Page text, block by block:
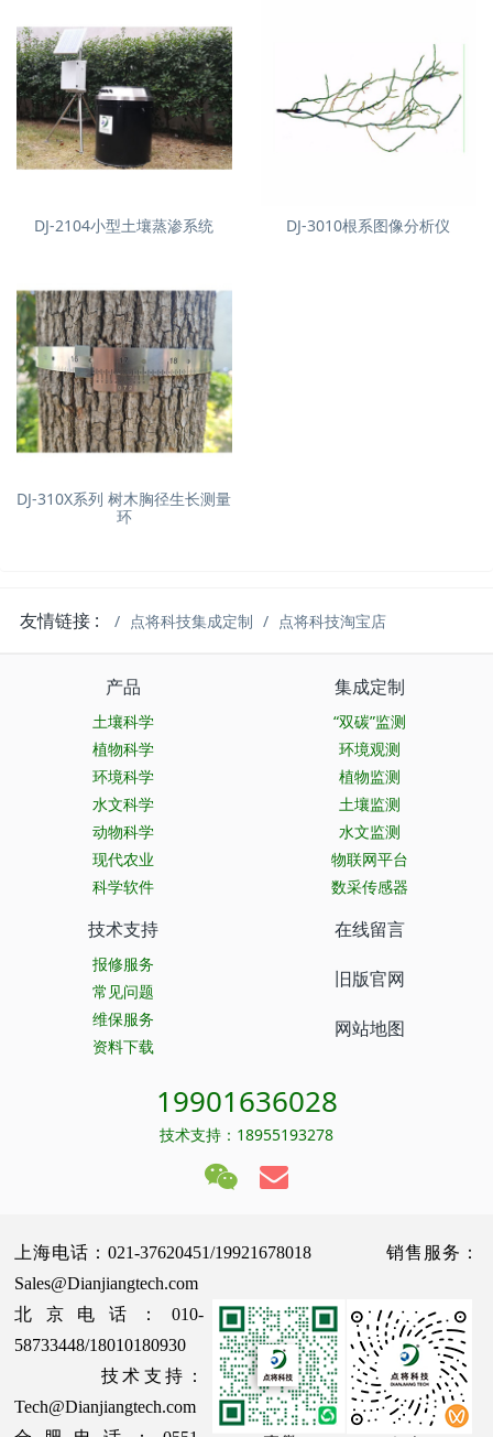
DJ-2104小型土壤蒸渗系统 DJ-3010根系图像分析仪
DJ-310X系列 树木胸径生长测量
环
友情链接 : 点将科技集成定制 点将科技淘宝店
产品
土壤科学
植物科学
环境科学
水文科学
动物科学
现代农业
科学软件
集成定制
“双碳”监测
环境观测
植物监测
土壤监测
水文监测
物联网平台
数采传感器
技术支持
报修服务
常见问题
维保服务
资料下载
在线留言
旧版官网
网站地图
19901636028
技术支持：18955193278
上海电话：021-37620451/19921678018 销售服务：
Sales@Dianjiangtech.com
北京电话：010-
58733448/18010180930
技术支持：
Tech@Dianjiangtech.com